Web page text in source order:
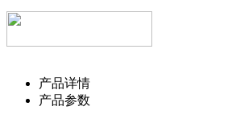
产品详情
产品参数